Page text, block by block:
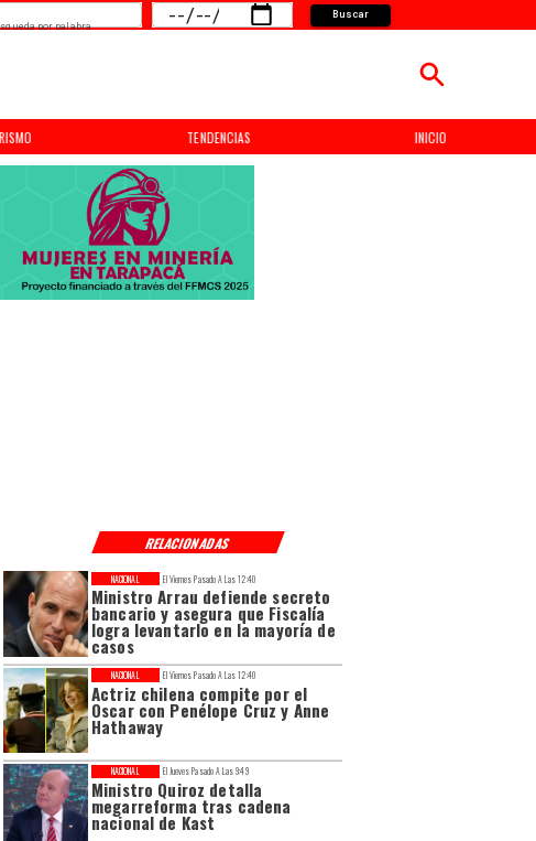
TENDENCIAS INICIO
Buscar
por palabra
RELACIONADAS
El Viernes Pasado A Las 12:40
Ministro Arrau defiende secreto
bancario y asegura que Fiscalía
logra levantarlo en la mayoría de
casos
NACIONAL
El Viernes Pasado A Las 12:40
Actriz chilena compite por el
Oscar con Penélope Cruz y Anne
Hathaway
NACIONAL
El Jueves Pasado A Las 9:49
Ministro Quiroz detalla
megarreforma tras cadena
nacional de Kast
NACIONAL